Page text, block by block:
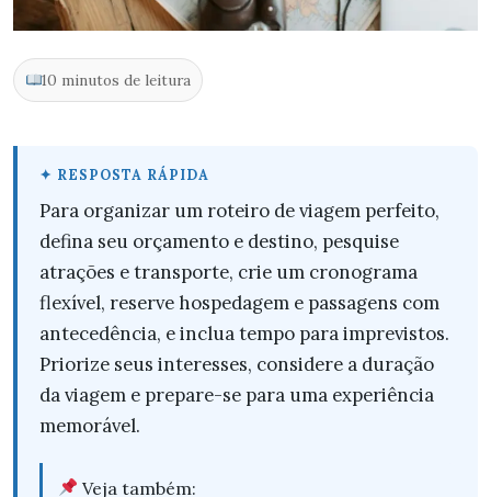
10 minutos de leitura
Para organizar um roteiro de viagem perfeito,
defina seu orçamento e destino, pesquise
atrações e transporte, crie um cronograma
flexível, reserve hospedagem e passagens com
antecedência, e inclua tempo para imprevistos.
Priorize seus interesses, considere a duração
da viagem e prepare-se para uma experiência
memorável.
Veja também: